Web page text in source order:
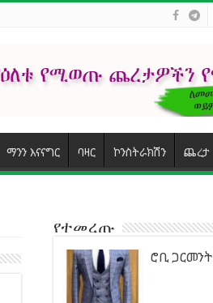
ማንን እናናግር ባዛር ኮንስትራክሽን ጨረታ
የተመረጡ
ሮቢ ጋርመንት